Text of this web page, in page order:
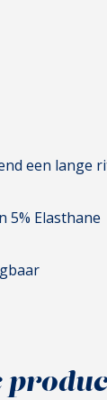
een lange
5% Elasthane